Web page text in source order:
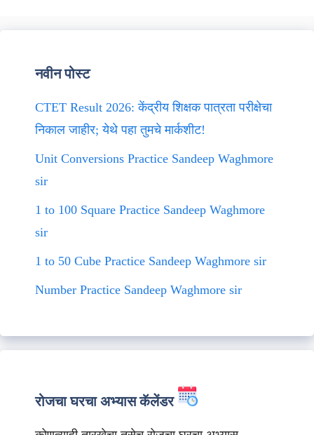
नवीन पोस्ट
CTET Result 2026: केंद्रीय शिक्षक पात्रता परीक्षेचा
निकाल जाहीर; येथे पहा तुमचे मार्कशीट!
Unit Conversions Practice Sandeep Waghmore
sir
1 to 100 Square Practice Sandeep Waghmore
sir
1 to 50 Cube Practice Sandeep Waghmore sir
Number Practice Sandeep Waghmore sir
रोजचा घरचा अभ्यास कॅलेंडर